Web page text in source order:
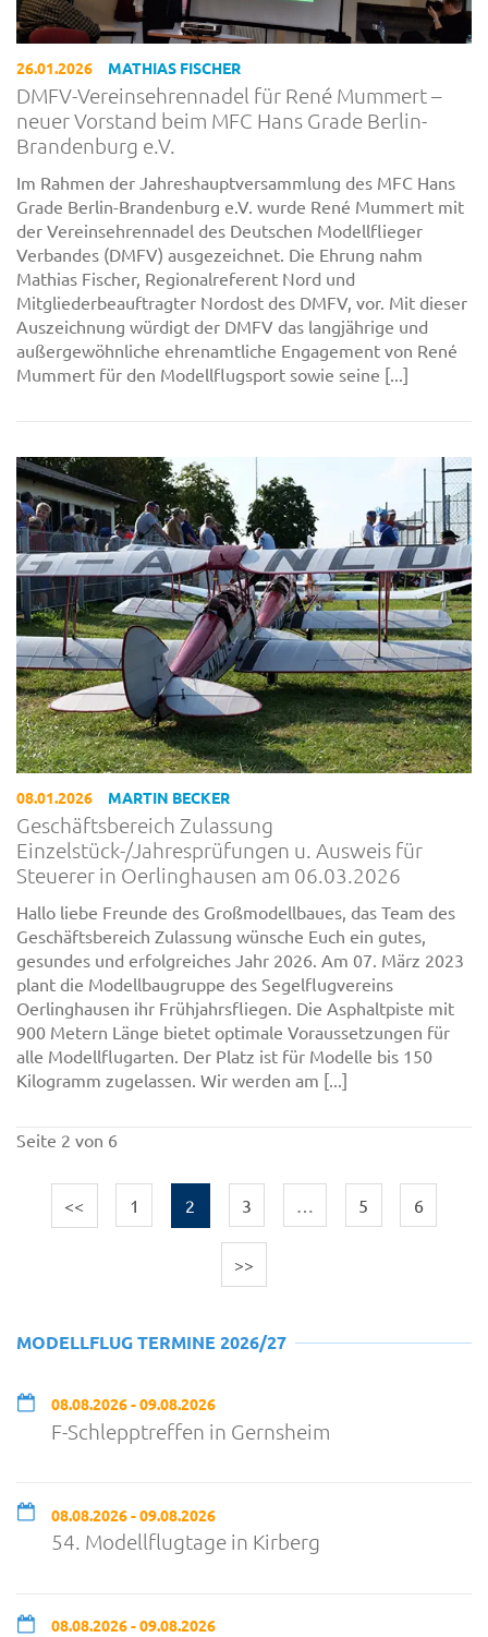
26.01.2026 MATHIAS FISCHER
DMFV-Vereinsehrennadel für René Mummert –
neuer Vorstand beim MFC Hans Grade Berlin-
Brandenburg e.V.
Im Rahmen der Jahreshauptversammlung des MFC Hans
Grade Berlin-Brandenburg e.V. wurde René Mummert mit
der Vereinsehrennadel des Deutschen Modellflieger
Verbandes (DMFV) ausgezeichnet. Die Ehrung nahm
Mathias Fischer, Regionalreferent Nord und
Mitgliederbeauftragter Nordost des DMFV, vor. Mit dieser
Auszeichnung würdigt der DMFV das langjährige und
außergewöhnliche ehrenamtliche Engagement von René
Mummert für den Modellflugsport sowie seine [...]
08.01.2026 MARTIN BECKER
Geschäftsbereich Zulassung
Einzelstück-/Jahresprüfungen u. Ausweis für
Steuerer in Oerlinghausen am 06.03.2026
Hallo liebe Freunde des Großmodellbaues, das Team des
Geschäftsbereich Zulassung wünsche Euch ein gutes,
gesundes und erfolgreiches Jahr 2026. Am 07. März 2023
plant die Modellbaugruppe des Segelflugvereins
Oerlinghausen ihr Frühjahrsfliegen. Die Asphaltpiste mit
900 Metern Länge bietet optimale Voraussetzungen für
alle Modellflugarten. Der Platz ist für Modelle bis 150
Kilogramm zugelassen. Wir werden am [...]
Seite 2 von 6
<< 1 2 3 … 5 6
>>
MODELLFLUG TERMINE 2026/27
08.08.2026 - 09.08.2026
F-Schlepptreffen in Gernsheim
08.08.2026 - 09.08.2026
54. Modellflugtage in Kirberg
08.08.2026 - 09.08.2026